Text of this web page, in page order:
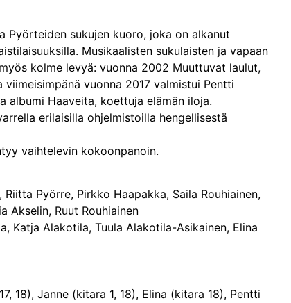
Pyörteiden sukujen kuoro, joka on alkanut
Musikaalisten sukulaisten ja vapaan
kolme levyä: vuonna 2002 Muuttuvat laulut,
vuonna 2017 valmistui Pentti
albumi Haaveita, koettuja elämän iloja.
erilaisilla ohjelmistoilla hengellisestä
vaihtelevin kokoonpanoin.
Pyörre, Pirkko Haapakka, Saila Rouhiainen,
Akselin, Ruut Rouhiainen
Katja Alakotila, Tuula Alakotila-Asikainen, Elina
18), Janne (kitara 1, 18), Elina (kitara 18), Pentti